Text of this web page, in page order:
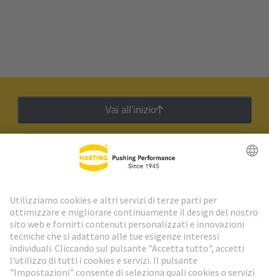
Vai all'inizio
Newsletter HARTING
Vai al registrazione
Social Media